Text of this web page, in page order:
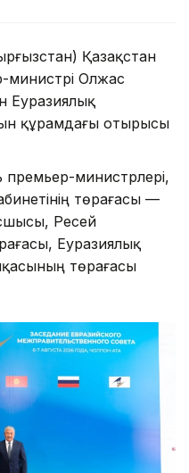
Қазақстан
министрі Олжас
Еуразиялық
құрамдағы отырысы
министрлері,
төрағасы —
Ресей
Еуразиялық
төрағасы